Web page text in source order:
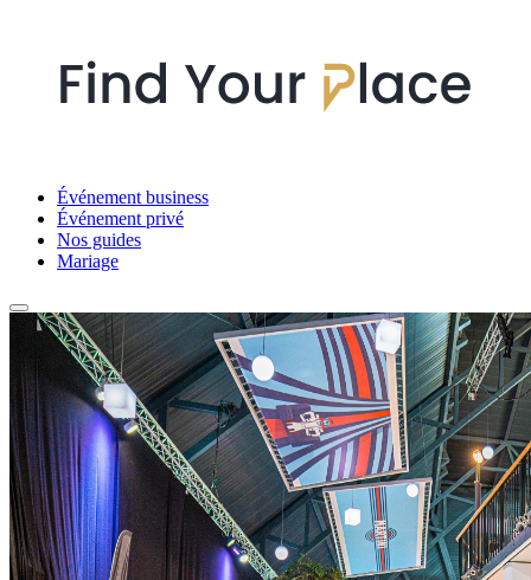
Événement business
Événement privé
Nos guides
Mariage